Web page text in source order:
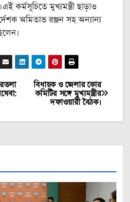
কর্মসূচিতে মুখ্যমন্ত্রী ছাড়াও
অমিতাভ রঞ্জন সহ অন্যান্য
বিধায়ক ও জেলার কোর
কমিটির সঙ্গে মুখ্যমন্ত্রীর
দফাওয়ারী বৈঠক।